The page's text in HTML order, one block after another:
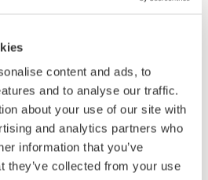
content and ads, to
and to analyse our traffic.
about your use of our site with
and analytics partners who
information that you’ve
they’ve collected from your use
tyhjiä, yleensä niissä on
,hankajalkaisiajasääsken
ravinnetta kuten
paljon
vulgaris ) kukkaa, vaikka
olekaan. Molempien